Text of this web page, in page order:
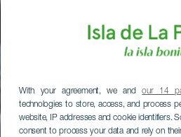
With your agreement, we andour 14
technologies to store, access, and process
website, IP addresses and cookie identifiers.
consent to process your data and rely on